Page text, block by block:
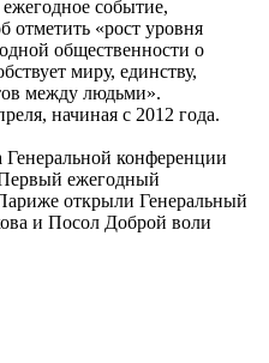
событие,
«рост уровня
общественности о
миру, единству,
между людьми».
начиная с 2012 года.
конференции
ежегодный
открыли Генеральный
и Посол Доброй воли